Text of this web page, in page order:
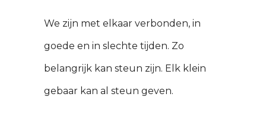
We zijn met elkaar verbonden, in
goede en in slechte tijden. Zo
belangrijk kan steun zijn. Elk klein
gebaar kan al steun geven.